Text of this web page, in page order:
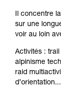
Il concentre
sur une
voir au loin
Activités :
alpinisme
raid
d’orientation...